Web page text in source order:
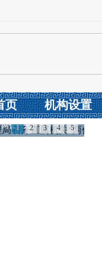
页 机构设置
优一先”
1 2 3 4 5